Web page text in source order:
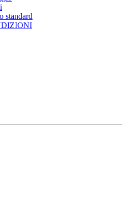
standard